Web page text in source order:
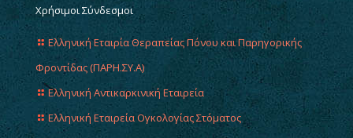
Χρήσιμοι Σύνδεσμοι
Ελληνική Εταιρία Θεραπείας Πόνου και Παρηγορικής
Φροντίδας (ΠΑΡΗ.ΣΥ.Α)
Ελληνική Αντικαρκινική Εταιρεία
Ελληνική Εταιρεία Ογκολογίας Στόματος